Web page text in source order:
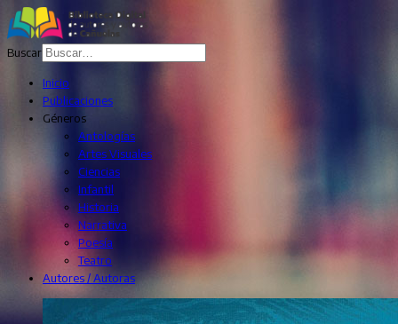
Buscar
Inicio
Publicaciones
Géneros
Antologías
Artes Visuales
Ciencias
Infantil
Historia
Narrativa
Poesía
Teatro
Autores / Autoras